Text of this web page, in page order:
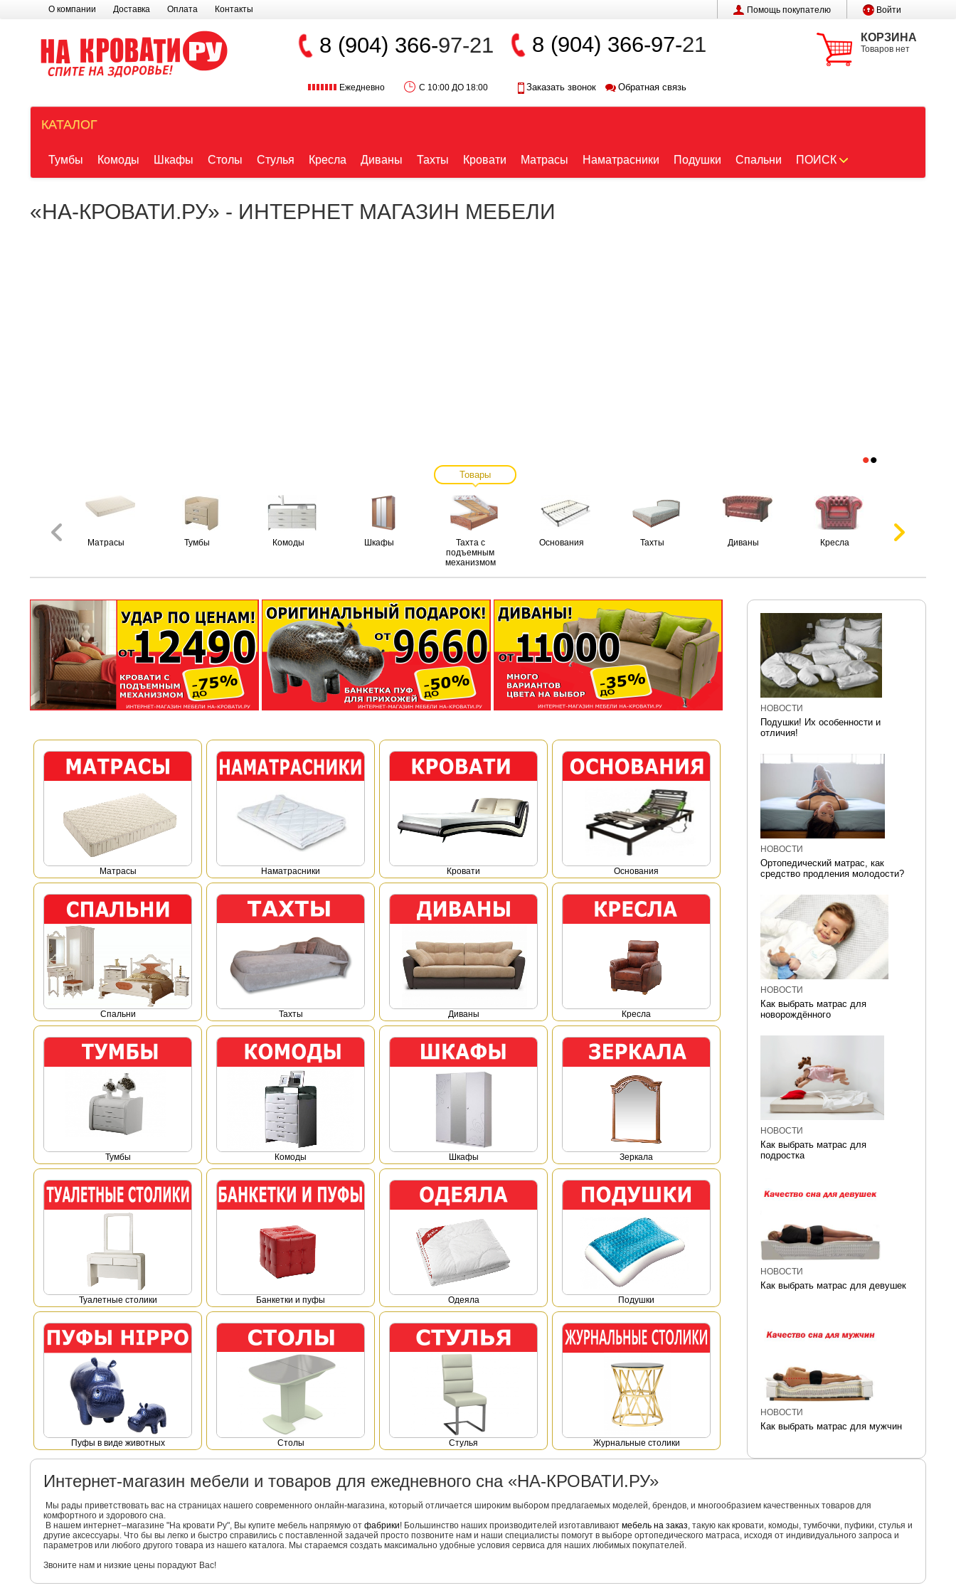
О компании Доставка Оплата Контакты Помощь покупателю Войти
КОРЗИНА
Товаров нет
8 (904) 366-97-21
Ежедневно С 10:00 ДО 18:00
8 (904) 366-97-21
Заказать звонок Обратная связь
КАТАЛОГ
Тумбы Комоды Шкафы Столы Стулья Кресла Диваны Тахты Кровати Матрасы Наматрасники Подушки Спальни ПОИСК
«НА-КРОВАТИ.РУ» - ИНТЕРНЕТ МАГАЗИН МЕБЕЛИ
••
Товары
Матрасы Тумбы Комоды Шкафы
Тахта с
подъемным
механизмом
Основания Тахты Диваны Кресла
НОВОСТИ
Подушки! Их особенности и
отличия!
НОВОСТИ
Ортопедический матрас, как
средство продления молодости?
НОВОСТИ
Как выбрать матрас для
новорождённого
НОВОСТИ
Как выбрать матрас для
подростка
НОВОСТИ
Как выбрать матрас для девушек
НОВОСТИ
Как выбрать матрас для мужчин
Mатрасы Наматрасники Кровати Основания
Спальни Тахты Диваны Кресла
Тумбы Комоды Шкафы Зеркала
Туалетные столики Банкетки и пуфы Одеяла Подушки
Пуфы в виде животных Столы Стулья Журнальные столики
Интернет-магазин мебели и товаров для ежедневного сна «НА-КРОВАТИ.РУ»
Мы рады приветствовать вас на страницах нашего современного онлайн-магазина, который отличается широким выбором предлагаемых моделей, брендов, и многообразием качественных товаров для
комфортного и здорового сна.
В нашем интернет–магазине "На кровати Ру", Вы купите мебель напрямую от фабрики! Большинство наших производителей изготавливают мебель на заказ, такую как кровати, комоды, тумбочки, пуфики, стулья и
другие аксессуары. Что бы вы легко и быстро справились с поставленной задачей просто позвоните нам и наши специалисты помогут в выборе ортопедического матраса, исходя от индивидуального запроса и
параметров или любого другого товара из нашего каталога. Мы стараемся создать максимально удобные условия сервиса для наших любимых покупателей.
Звоните нам и низкие цены порадуют Вас!